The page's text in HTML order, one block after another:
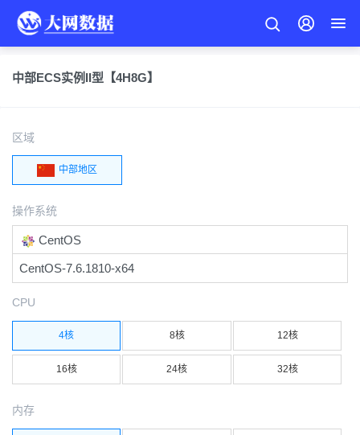
中部ECS实例II型【4H8G】
区域
中部地区
操作系统
CentOS
CentOS-7.6.1810-x64
CPU
4核 8核 12核
16核 24核 32核
内存